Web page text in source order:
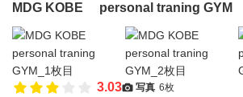
MDG KOBE personal traning GYM
3.03 写真 6枚